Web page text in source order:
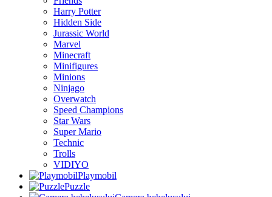
Harry Potter
Hidden Side
Jurassic World
Marvel
Minecraft
Minifigures
Minions
Ninjago
Overwatch
Speed Champions
Star Wars
Super Mario
Technic
Trolls
VIDIYO
Playmobil
Puzzle